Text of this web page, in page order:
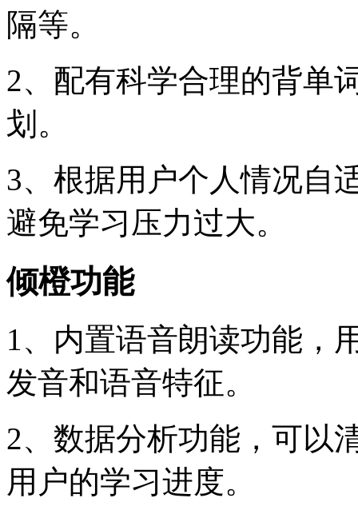
隔等。
2、配有科学合理的背单
划。
3、根据用户个人情况自
避免学习压力过大。
倾橙功能
1、内置语音朗读功能，
发音和语音特征。
2、数据分析功能，可以
用户的学习进度。